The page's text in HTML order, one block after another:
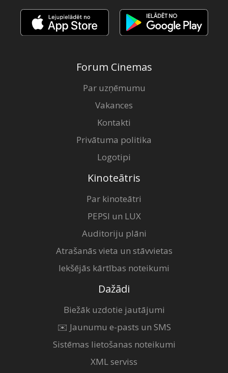
Kino
Klubs
Forum Cinemas
Par uzņēmumu
Vakances
Kontakti
Privātuma politika
Logotipi
Kinoteātris
Par kinoteātri
PEPSI un LUX
Auditoriju plāni
Atrašanās vieta un stāvvietas
Iekšējās kārtības noteikumi
Dažādi
Biežāk uzdotie jautājumi
✉️ Jaunumu e-pasts un SMS
Sistēmas lietošanas noteikumi
XML serviss